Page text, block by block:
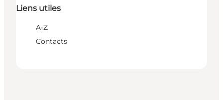
Liens utiles
A-Z
Contacts